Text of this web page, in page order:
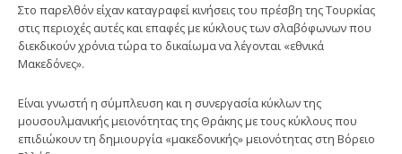
Στο παρελθόν είχαν καταγραφεί κινήσεις του πρέσβη της Τουρκίας
στις περιοχές αυτές και επαφές με κύκλους των σλαβόφωνων που
διεκδικούν χρόνια τώρα το δικαίωμα να λέγονται «εθνικά
Μακεδόνες».
Είναι γνωστή η σύμπλευση και η συνεργασία κύκλων της
μουσουλμανικής μειονότητας της Θράκης με τους κύκλους που
επιδιώκουν τη δημιουργία «μακεδονικής» μειονότητας στη Βόρειο